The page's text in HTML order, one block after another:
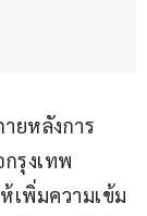
ยหลังการ
รุงเทพ
เพิ่มความเข้ม